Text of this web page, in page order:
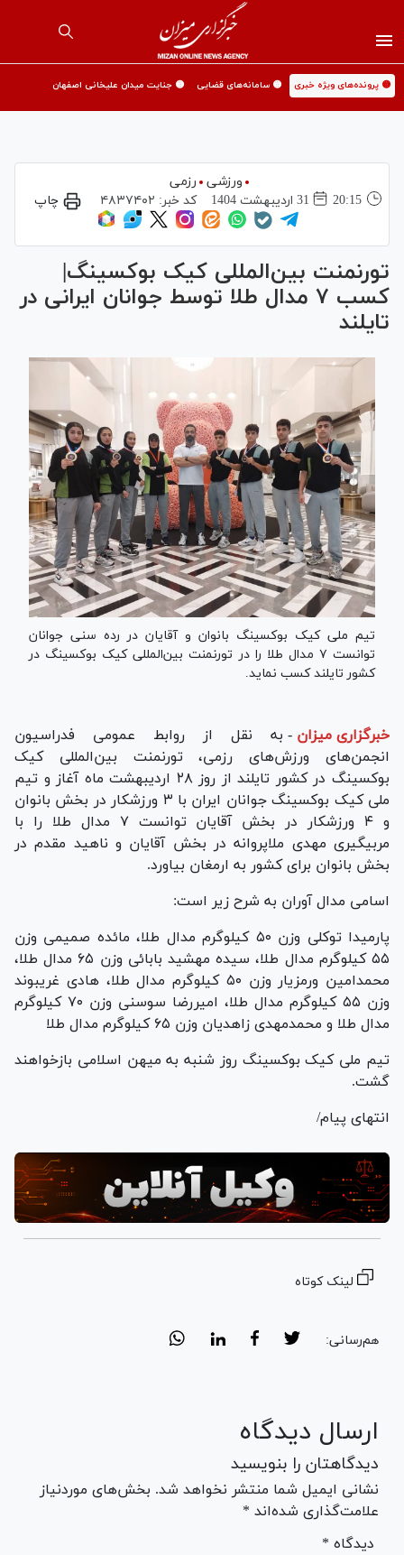
🟡 پرونده‌های ویژه خبری 🟡 سامانه‌های قضایی 🟡 جنایت میدان علیخانی اصفهان
ورزشی
رزمی
20:15
31 ارديبهشت 1404 کد خبر: ۴۸۳۷۴۰۲ چاپ
تورنمنت بین‌المللی کیک بوکسینگ|
کسب ۷ مدال طلا توسط جوانان ایرانی در
تایلند
تیم ملی کیک بوکسینگ بانوان و آقایان در رده سنی جوانان
توانست ۷ مدال طلا را در تورنمنت بین‌المللی کیک بوکسینگ در
کشور تایلند کسب نماید.
خبرگزاری میزان - به نقل از روابط عمومی فدراسیون
انجمن‌های ورزش‌های رزمی، تورنمنت بین‌المللی کیک
بوکسینگ در کشور تایلند از روز ۲۸ اردیبهشت ماه آغاز و تیم
ملی کیک بوکسینگ جوانان ایران با ۳ ورزشکار در بخش بانوان
و ۴ ورزشکار در بخش آقایان توانست ۷ مدال طلا را با
مربیگیری مهدی ملاپروانه در بخش آقایان و ناهید مقدم در
بخش بانوان برای کشور به ارمغان بیاورد.
اسامی مدال آوران به شرح زیر است:
پارمیدا توکلی وزن ۵۰ کیلوگرم مدال طلا، مائده صمیمی وزن
۵۵ کیلوگرم مدال طلا، سیده مهشید بابائی وزن ۶۵ مدال طلا،
محمدامین ورمزیار وزن ۵۰ کیلوگرم مدال طلا، هادی غریبوند
وزن ۵۵ کیلوگرم مدال طلا، امیررضا سوسنی وزن ۷۰ کیلوگرم
مدال طلا و محمدمهدی زاهدیان وزن ۶۵ کیلوگرم مدال طلا
تیم ملی کیک بوکسینگ روز شنبه به میهن اسلامی بازخواهند
گشت.
انتهای پیام/
لینک کوتاه
هم‌رسانی:
ارسال دیدگاه
دیدگاهتان را بنویسید
نشانی ایمیل شما منتشر نخواهد شد. بخش‌های موردنیاز
علامت‌گذاری شده‌اند *
* دیدگاه